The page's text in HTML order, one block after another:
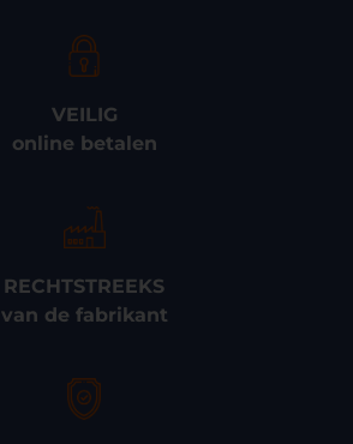
VEILIG
online betalen
RECHTSTREEKS
van de fabrikant